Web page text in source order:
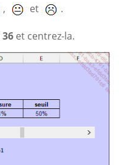
, et .
36 et centrez-la.